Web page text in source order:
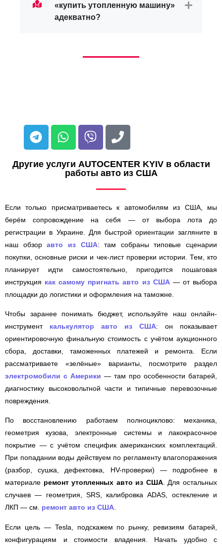
«купить утопленную машину»
адекватно?
Другие услуги AUTOCENTER KYIV в области
работы авто из США
Если только присматриваетесь к автомобилям из США, мы
берём сопровождение на себя — от выбора лота до
регистрации в Украине. Для быстрой ориентации загляните в
наш обзоравто из США: там собраны типовые сценарии
покупки, основные риски и чек-лист проверки истории. Тем, кто
планирует идти самостоятельно, пригодится пошаговая
инструкция как самому пригнать авто из США— от выбора
площадки до логистики и оформления на таможне.
Чтобы заранее понимать бюджет, используйте наш онлайн-
инструмент калькулятор авто из США: он показывает
ориентировочную финальную стоимость с учётом аукционного
сбора, доставки, таможенных платежей и ремонта. Если
рассматриваете «зелёные» варианты, посмотрите раздел
электромобили с Америки — там про особенности батарей,
диагностику высоковольтной части и типичные перевозочные
повреждения.
По восстановлению работаем полноциклово: механика,
геометрия кузова, электронные системы и лакокрасочное
покрытие — с учётом специфик американских комплектаций.
При попадании воды действуем по регламенту влагопоражения
(разбор, сушка, дефектовка, HV-проверки) — подробнее в
материале ремонт утопленных авто из США. Для остальных
случаев — геометрия, SRS, калибровка ADAS, остекление и
ЛКП — см. ремонт авто из США.
Если цель — Tesla, подскажем по рынку, ревизиям батарей,
конфигурациям и стоимости владения. Начать удобно с